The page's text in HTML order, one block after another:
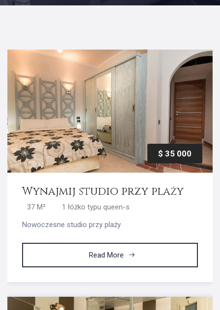
$ 35 000
Wynajmij studio przy plaży
37 M²
1 łóżko typu queen-s
Nowoczesne studio przy plaży
Read More